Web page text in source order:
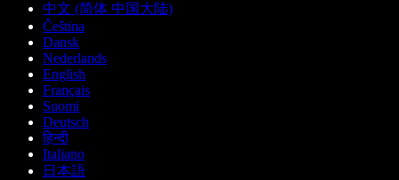
中文 (简体 中国大陆)
Čeština
Dansk
Nederlands
English
Français
Suomi
Deutsch
हिन्दी
Italiano
日本語